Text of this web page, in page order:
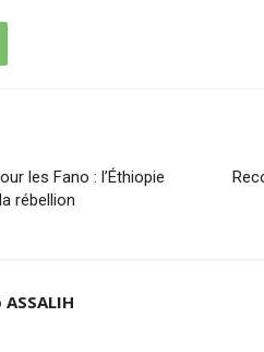
les Fano : l’Éthiopie
rébellion
ASSALIH